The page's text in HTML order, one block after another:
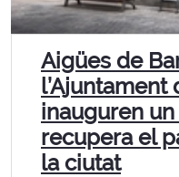
Aigües de
l’Ajuntament
inauguren
recupera el
la ciutat